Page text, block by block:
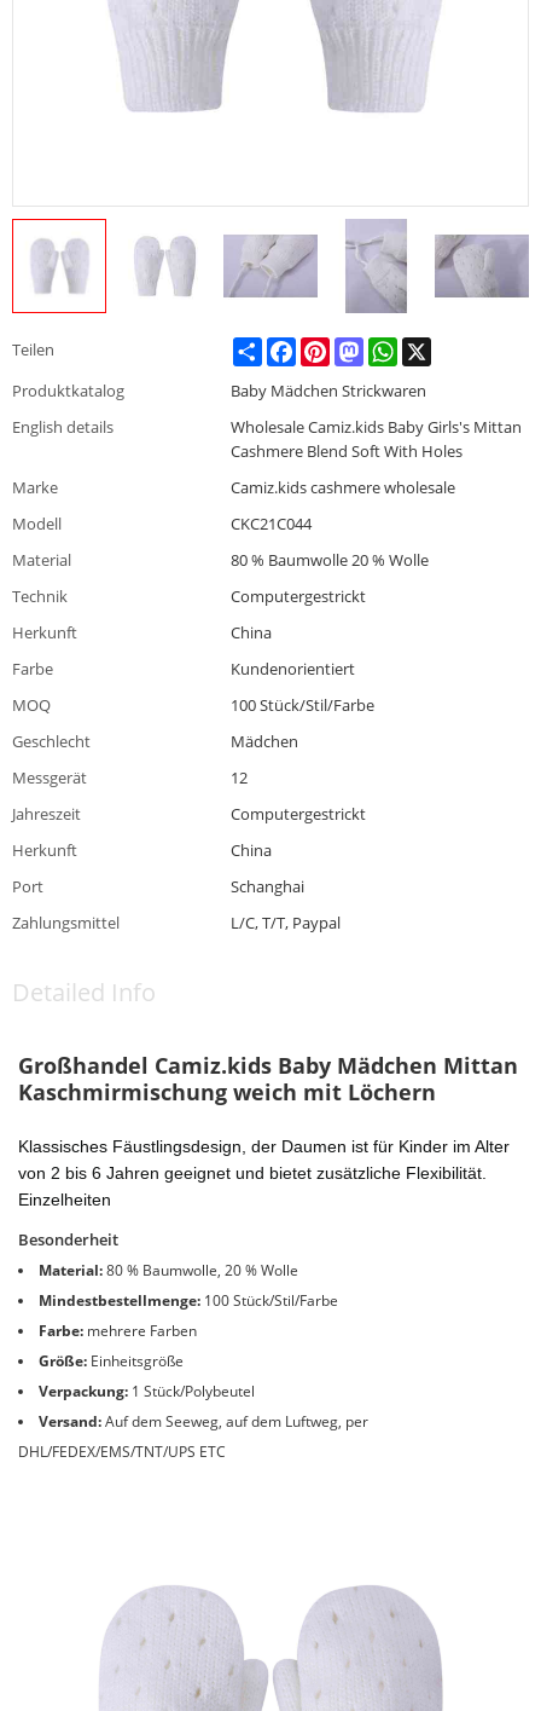
Teilen ShareFacebookPinterestMastodonWhatsApp
Produktkatalog
Baby Mädchen Strickwaren
English details
Wholesale Camiz.kids Baby Girls's Mittan
Cashmere Blend Soft With Holes
Marke
Camiz.kids cashmere wholesale
Modell
CKC21C044
Material
80 % Baumwolle 20 % Wolle
Technik
Computergestrickt
Herkunft
China
Farbe
Kundenorientiert
MOQ
100 Stück/Stil/Farbe
Geschlecht
Mädchen
Messgerät
12
Jahreszeit
Computergestrickt
Herkunft
China
Port
Schanghai
Zahlungsmittel
L/C, T/T, Paypal
Detailed Info
Großhandel Camiz.kids Baby Mädchen Mittan
Kaschmirmischung weich mit Löchern
Klassisches Fäustlingsdesign, der Daumen ist für Kinder im Alter
von 2 bis 6 Jahren geeignet und bietet zusätzliche Flexibilität.
Einzelheiten
Besonderheit
Material:80 % Baumwolle, 20 % Wolle
Mindestbestellmenge: 100 Stück/Stil/Farbe
Farbe: mehrere Farben
Größe: Einheitsgröße
Verpackung: 1 Stück/Polybeutel
Versand:Auf dem Seeweg, auf dem Luftweg, per
DHL/FEDEX/EMS/TNT/UPS ETC